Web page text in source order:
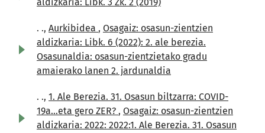
aldizkaria: Libk. 3 Zk. 2 (2019)
. ., Aurkibidea , Osagaiz: osasun-zientzien
aldizkaria: Libk. 6 (2022): 2. ale berezia.
Osasunaldia: osasun-zientzietako gradu
amaierako lanen 2. jardunaldia
. ., 1. Ale Berezia. 31. Osasun biltzarra: COVID-
19a...eta gero ZER? , Osagaiz: osasun-zientzien
aldizkaria: 2022: 2022:1. Ale Berezia. 31. Osasun